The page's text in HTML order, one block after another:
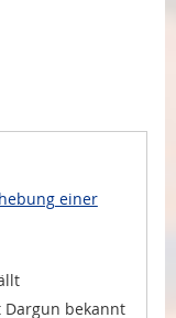
einer